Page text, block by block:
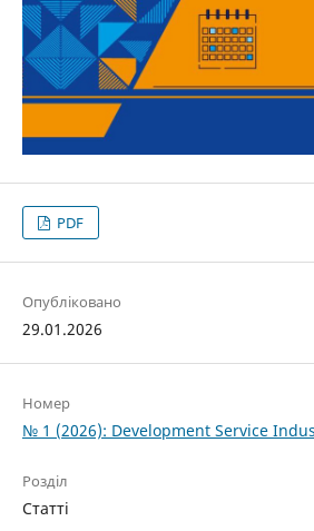
PDF
Опубліковано
29.01.2026
Номер
№ 1 (2026): Development Service
Розділ
Статті